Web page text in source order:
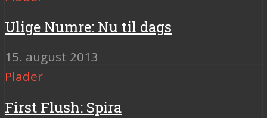
Ulige Numre: Nu til dags
15. august 2013
Plader
First Flush: Spira